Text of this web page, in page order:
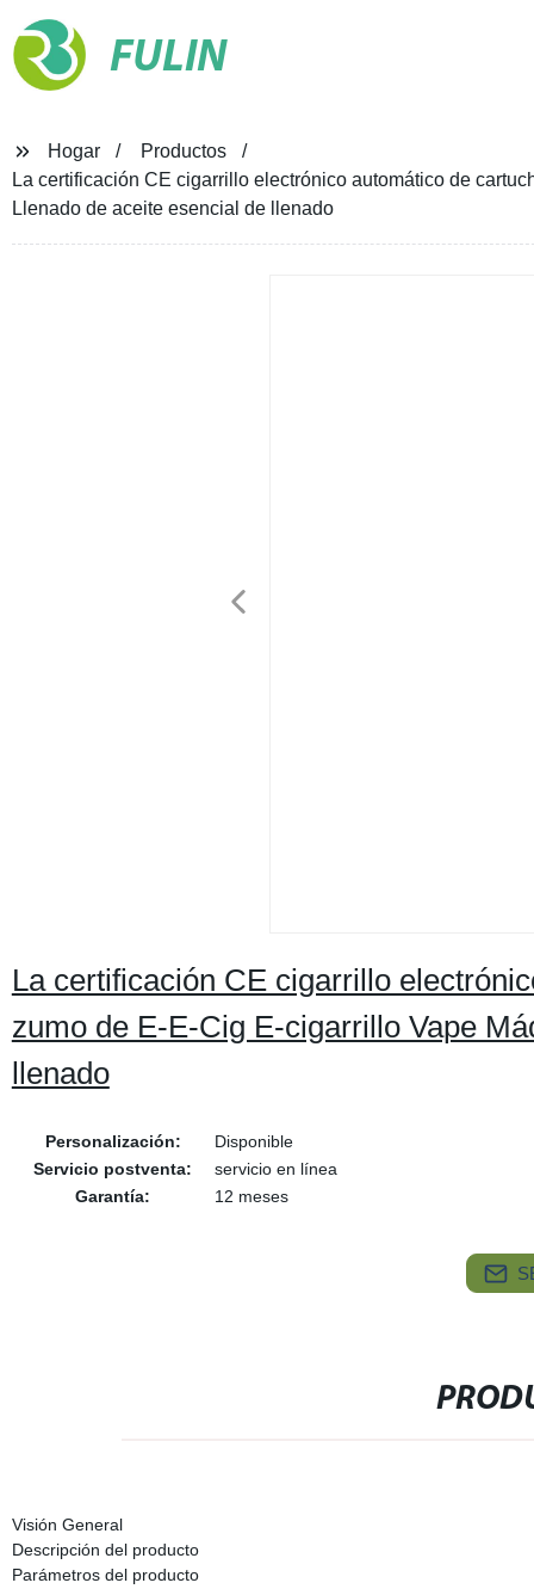
FULIN
Hogar
Productos
La certificación CE cigarrillo electrónico automático de
Llenado de aceite esencial de llenado
La certificación CE cigarrillo
zumo de E-E-Cig E-cigarrillo Vape
llenado
Personalización:
Disponible
Servicio postventa:
servicio en línea
Garantía:
12 meses
Visión General
Descripción del producto
Parámetros del producto